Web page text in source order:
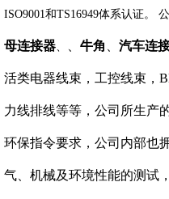
ISO9001和TS16949体系认证。
母连接器 牛角 汽车连
活类电器线束，工控线束，
力线排线等等，公司所生产
环保指令要求，公司内部也
气、机械及环境性能的测试